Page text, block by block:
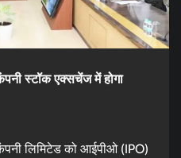
स्टॉक एक्सचेंज में होगा
लिमिटेड को आईपीओ (IPO)